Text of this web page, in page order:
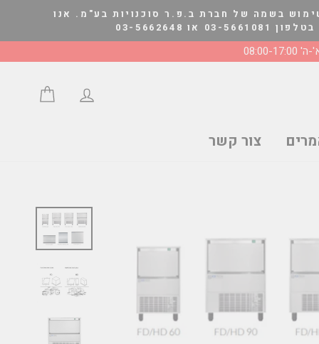
בשמה של חברת ב.פ.ר סוכנויות בע"מ. אנו
5662648
17:00
התחבר/י
צור קשר